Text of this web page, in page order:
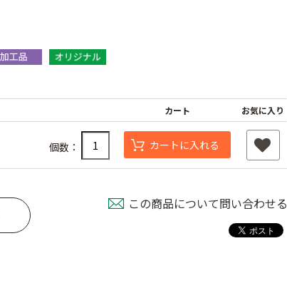
カート お気に入り
個数： カートに入れる
この商品について問い合わせる